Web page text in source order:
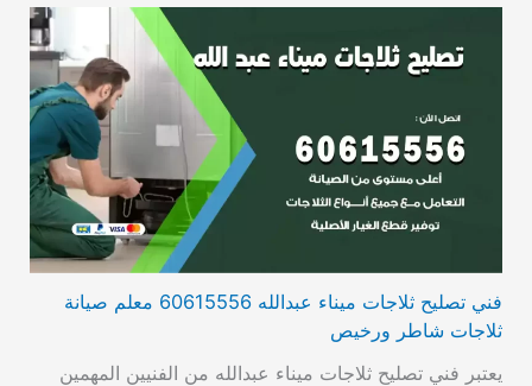
فني تصليح ثلاجات ميناء عبدالله 60615556 معلم صيانة
ثلاجات شاطر ورخيص
يعتبر فني تصليح ثلاجات ميناء عبدالله من الفنيين المهمين